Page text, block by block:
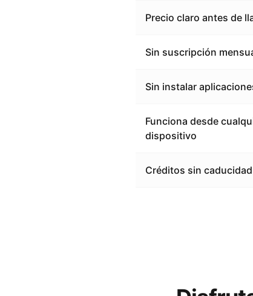
Precio claro antes de
Sin suscripción
Sin instalar
Funciona desde
dispositivo
Créditos sin caducidad